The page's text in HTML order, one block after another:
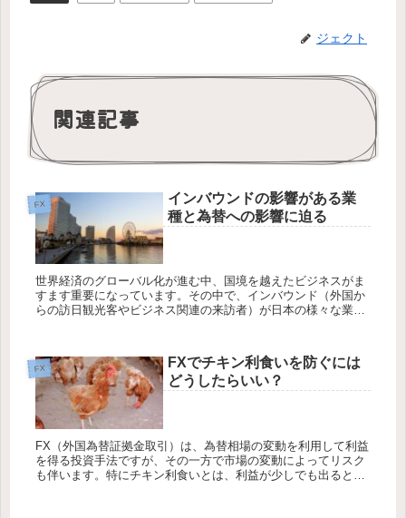
ジェクト
関連記事
FX
インバウンドの影響がある業
種と為替への影響に迫る
世界経済のグローバル化が進む中、国境を越えたビジネスがま
すます重要になっています。その中で、インバウンド（外国か
らの訪日観光客やビジネス関連の来訪者）が日本の様々な業種
FX
FXでチキン利食いを防ぐには
どうしたらいい？
FX（外国為替証拠金取引）は、為替相場の変動を利用して利益
を得る投資手法ですが、その一方で市場の変動によってリスク
も伴います。特にチキン利食いとは、利益が少しでも出るとす